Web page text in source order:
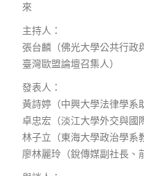
來
主持人：
張台麟（佛光大學公共行政
臺灣歐盟論壇召集人）
發表人：
黃詩婷（中興大學法律學系
卓忠宏（淡江大學外交與國
林子立（東海大學政治學系
廖林麗玲（銳傳媒副社長、